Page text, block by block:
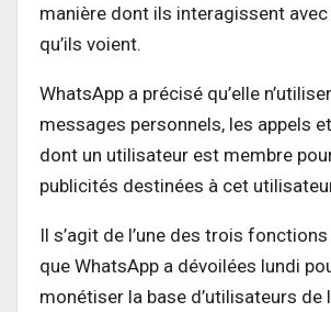
manière dont ils interagissent
qu’ils voient.
WhatsApp a précisé qu’elle
messages personnels, les appels
dont un utilisateur est membre
publicités destinées à cet
Il s’agit de l’une des trois
que WhatsApp a dévoilées lundi
monétiser la base d’utilisateurs de